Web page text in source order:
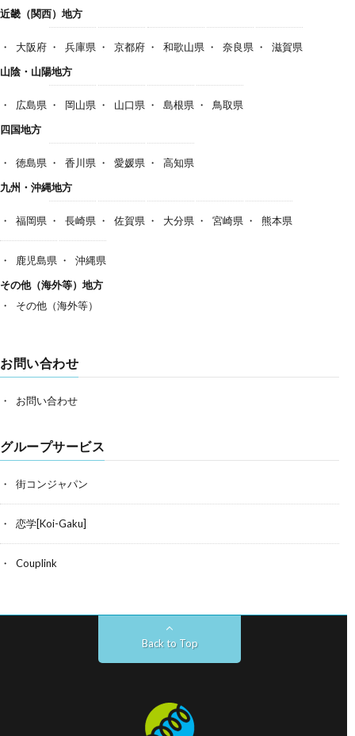
近畿（関西）地方
大阪府 兵庫県 京都府 和歌山県 奈良県
滋賀県
山陰・山陽地方
広島県 岡山県 山口県 島根県
鳥取県
四国地方
徳島県 香川県 愛媛県
高知県
九州・沖縄地方
福岡県 長崎県 佐賀県 大分県 宮崎県 熊本県
鹿児島県
沖縄県
その他（海外等）地方
その他（海外等）
お問い合わせ
お問い合わせ
グループサービス
街コンジャパン
恋学[Koi-Gaku]
Couplink
Back to Top